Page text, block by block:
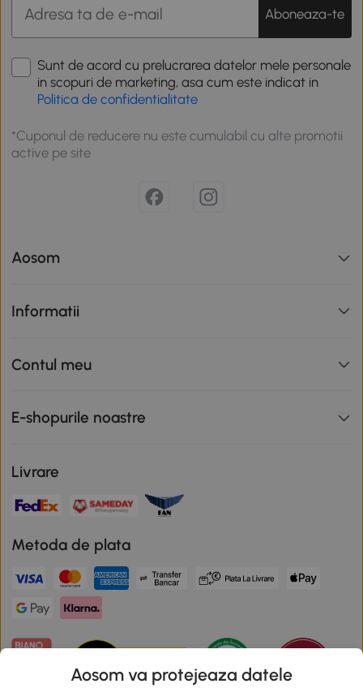
Aboneaza-te
Sunt de acord cu prelucrarea datelor mele personale
in scopuri de marketing, asa cum este indicat in
Politica de confidentialitate
*Cuponul de reducere nu este cumulabil cu alte promotii
active pe site
Aosom
Informatii
Contul meu
E-shopurile noastre
Livrare
Metoda de plata
Aosom va protejeaza datele